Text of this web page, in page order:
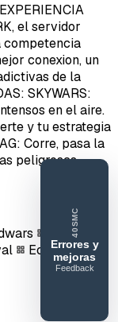
el servidor
competencia
conexion, un
de la
SKYWARS:
en el aire.
y tu estrategia
Corre, pasa la
peligrosas.
TNTtag
Economy
40SMC
Errores y
mejoras
Feedback